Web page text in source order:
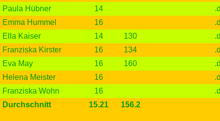
Paula Hübner
14
Emma Hummel
16
Ella Kaiser
14 130
Franziska Kirster
16 134
Eva May
16 160
Helena Meister
16
Franziska Wohn
16
Durchschnitt
15.21 156.2